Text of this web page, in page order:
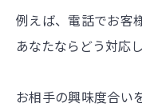
例えば、電話でお客
あなたならどう対応
お相手の興味度合い